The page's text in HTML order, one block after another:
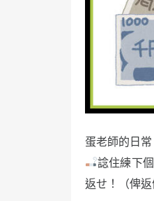
蛋老師的日常
諗住練下
返せ！（俾返